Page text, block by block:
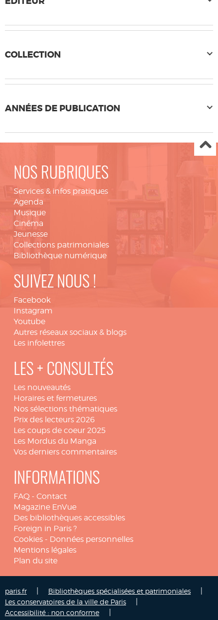
COLLECTION
ANNÉES DE PUBLICATION
NOS RUBRIQUES
Services & infos pratiques
Agenda
Musique
Cinéma
Jeunesse
Collections patrimoniales
Bibliothèque numérique
SUIVEZ NOUS !
Facebook
Instagram
Youtube
Autres réseaux sociaux & blogs
Les infolettres
LES + CONSULTÉS
Les nouveautés
Horaires et fermetures
Nos sélections thématiques
Prix des lecteurs 2026
Les coups de coeur 2025
Les Mordus du Manga
Vos derniers commentaires
INFORMATIONS
FAQ - Contact
Magazine EnVue
Des bibliothèques accessibles
Foreign in Paris ?
Cookies - Données personnelles
Mentions légales
Plan du site
paris.fr Bibliothèques spécialisées et patrimoniales
Les conservatoires de la ville de Paris
Accessibilité : non conforme